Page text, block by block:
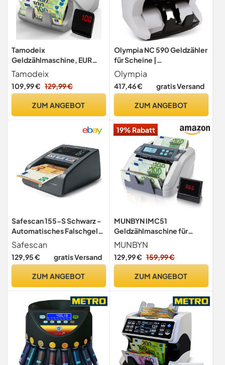
Tamodeix
Geldzählmaschine, EUR
USD GBP-Geldzähler,
UV/MG-Erkennung, 1000
Blatt/min, LCD-Display, 2
gemischte Noten nicht
Tamodeix
109,99 € 129,99 €
ZUM ANGEBOT
Olympia NC 590 Geldzähler
für Scheine |
Gemischtwertzähler |
unsortierte Banknoten |
Geldscheinprüfer |
Noten/Min | Zählmaschine
Frontladegerät | LCD
Olympia
417,46 € gratis Versand
ZUM ANGEBOT
Safescan 155-S Schwarz -
Automatisches Falschgeld
Prüfgerät zur 100%
Sicherheit
Safescan
129,95 € gratis Versand
ZUM ANGEBOT
19% Rabatt
MUNBYN IMC51
Geldzählmaschine für
Einzelwert, Wert der
Währung kann nicht
automatisch erkannt
Geldscheinzähler,
nur EUR-Geldzähler, 1100
Blatt/min, Grau
MUNBYN
129,99 € 159,99 €
ZUM ANGEBOT